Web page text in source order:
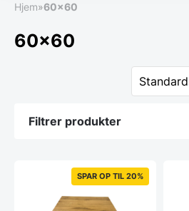
Hjem»60x60
60x60
Filtrer produkter
SPAR OP TIL 20%